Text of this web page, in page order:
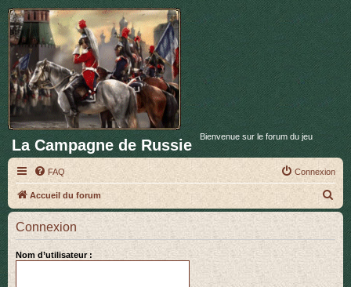
La Campagne de Russie Bienvenue sur le forum du jeu
FAQ Connexion
Accueil du forum
e
c
h
Connexion
Nom d’utilisateur :